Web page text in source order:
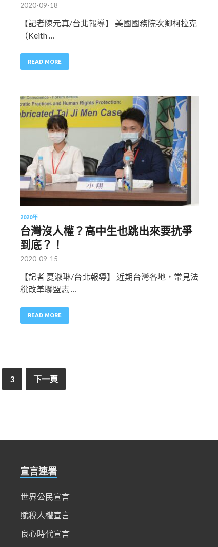
2020-09-18
【記者陳元真/台北報導】 美國國務院次卿柯拉克
（Keith …
READ MORE
2020年
台灣沒人權？高中生也跳出來要抗爭
到底？！
2020-09-15
【記者 夏淑琳/台北報導】 近期台灣各地，常見法
稅改革聯盟志 …
READ MORE
3 下一頁
宣言連署
世界公民宣言
賦稅人權宣言
良心時代宣言